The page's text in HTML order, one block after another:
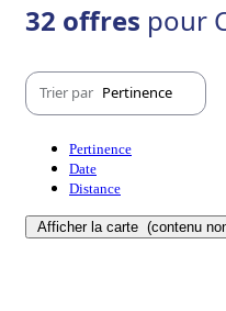
32 offres pour
Trier par Pertinence
Pertinence
Date
Distance
Afficher la carte (contenu